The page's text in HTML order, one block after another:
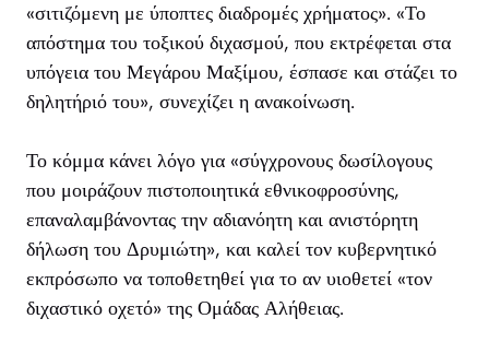
«σιτιζόμενη με ύποπτες διαδρομές χρήματος». «Το
απόστημα του τοξικού διχασμού, που εκτρέφεται στα
υπόγεια του Μεγάρου Μαξίμου, έσπασε και στάζει το
δηλητήριό του», συνεχίζει η ανακοίνωση.
Το κόμμα κάνει λόγο για «σύγχρονους δωσίλογους
που μοιράζουν πιστοποιητικά εθνικοφροσύνης,
επαναλαμβάνοντας την αδιανόητη και ανιστόρητη
δήλωση του Δρυμιώτη», και καλεί τον κυβερνητικό
εκπρόσωπο να τοποθετηθεί για το αν υιοθετεί «τον
διχαστικό οχετό» της Ομάδας Αλήθειας.